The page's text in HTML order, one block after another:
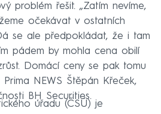
problém řešit. „Zatím nevíme,
očekávat v ostatních
se ale předpokládat, že i tam
pádem by mohla cena obilí
Domácí ceny se pak tomu
NEWS Štěpán Křeček,
BH Securities.
úřadu (ČSÚ) je